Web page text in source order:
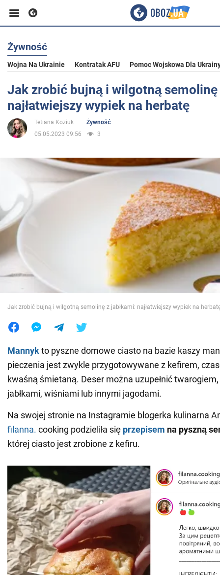
Biznes
Sport
Rozrywka
Społeczeństwo
Świat
Jedzenie
Żywność
Wojna Na Ukrainie Kontratak AFU Pomoc Wojskowa Dla
Jak zrobić bujną i wilgotną semolinę
najłatwiejszy wypiek na herbatę
Tetiana Koziuk
Żywność
05.05.2023 09:56
3
Jak zrobić bujną i wilgotną semolinę z jabłkami: najłatwiejszy wypiek na
Mannykto pyszne domowe ciasto na bazie kaszy
pieczenia jest zwykle przygotowywane z kefirem,
kwaśną śmietaną. Deser można uzupełnić
jabłkami, wiśniami lub innymi jagodami.
Na swojej stronie na Instagramie blogerka kulinarna
filanna. cooking podzieliła się przepisem na pyszną
której ciasto jest zrobione z kefiru.